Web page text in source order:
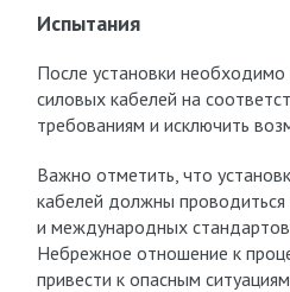
Испытания
После установки необходимо
силовых кабелей на
требованиям и исключить
Важно отметить, что
кабелей должны
и международных стандартов
Небрежное отношение к
привести к опасным